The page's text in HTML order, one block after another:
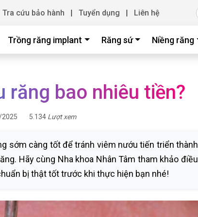
Tra cứu bảo hành | Tuyển dụng | Liên hệ
Trồng răng implant Răng sứ Niềng răng
bao nhiêu tiền?
5.134 Lượt xem
sớm càng tốt để tránh viêm nướu tiến triển thành
Hãy cùng Nha khoa Nhân Tâm tham khảo điều
bị thật tốt trước khi thực hiện bạn nhé!